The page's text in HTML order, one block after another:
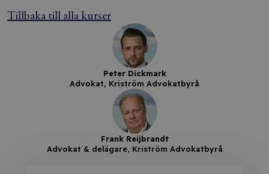
Tillbaka till alla kurser
Peter Dickmark
Advokat, Kriström Advokatbyrå
Frank Reijbrandt
Advokat & delägare, Kriström Advokatbyrå